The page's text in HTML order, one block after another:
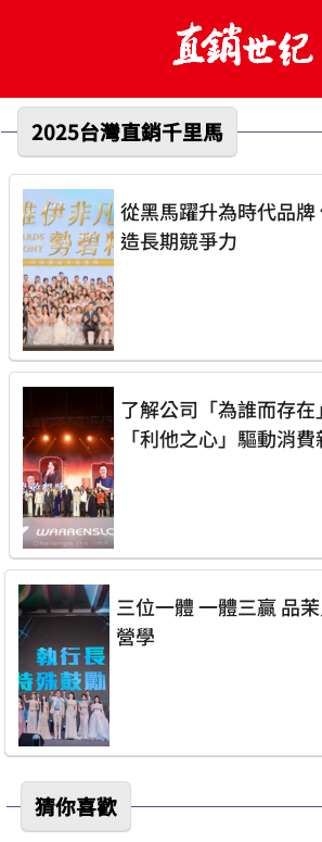
2025台灣直銷千里馬
從黑馬躍升為時代品牌 伊絲碧媞專注打
造長期競爭力
了解公司「為誰而存在」 全球吸引力
「利他之心」驅動消
三位一體 一體三贏 品茉兒生醫的續航經
營學
猜你喜歡